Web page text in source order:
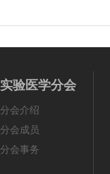
实验医学分会
分会介绍
分会成员
分会事务